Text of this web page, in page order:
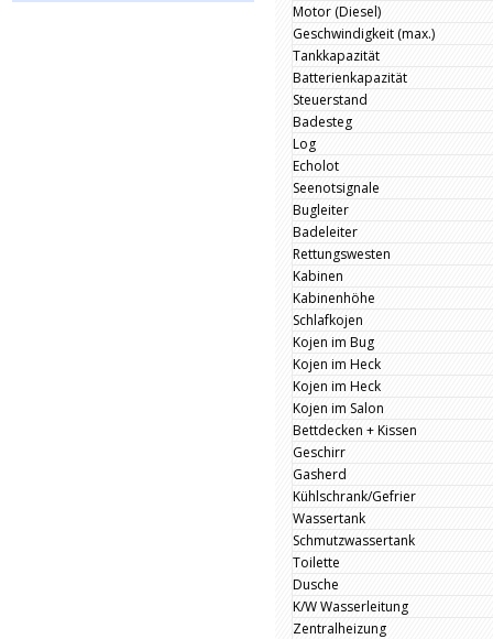
Motor (Diesel)
Geschwindigkeit (max.)
Tankkapazität
Batterienkapazität
Steuerstand
Badesteg
Log
Echolot
Seenotsignale
Bugleiter
Badeleiter
Rettungswesten
Kabinen
Kabinenhöhe
Schlafkojen
Kojen im Bug
Kojen im Heck
Kojen im Heck
Kojen im Salon
Bettdecken + Kissen
Geschirr
Gasherd
Kühlschrank/Gefrier
Wassertank
Schmutzwassertank
Toilette
Dusche
K/W Wasserleitung
Zentralheizung